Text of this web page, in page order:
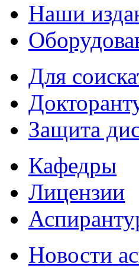
Наши
Для
Защита
Кафедры
Лицензии
Новости